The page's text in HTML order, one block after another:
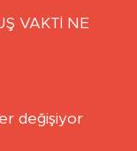
VAKTİ NE
değişiyor